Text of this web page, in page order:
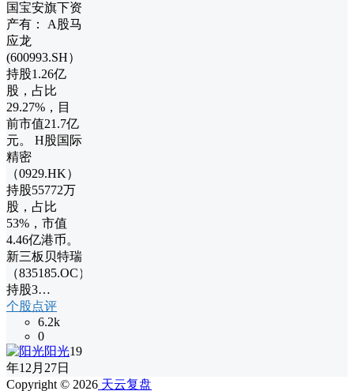
国宝安旗下资
产有： A股马
应龙
(600993.SH），
持股1.26亿
股，占比
29.27%，目
前市值21.7亿
元。 H股国际
精密
（0929.HK），
持股55772万
股，占比
53%，市值
4.46亿港币。
新三板贝特瑞
（835185.OC），
持股3…
个股点评
6.2k
0
阳光19
年12月27日
Copyright © 2026 天云复盘